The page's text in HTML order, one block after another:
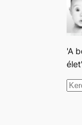
'A
K